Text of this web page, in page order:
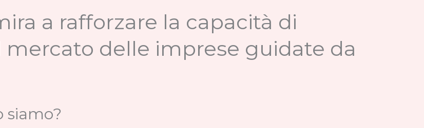
a rafforzare la capacità di
mercato delle imprese guidate da
siamo?